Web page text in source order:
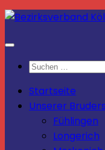
Zum
springen
Suchen
Startseite
Unserer
Fühlingen
Longerich